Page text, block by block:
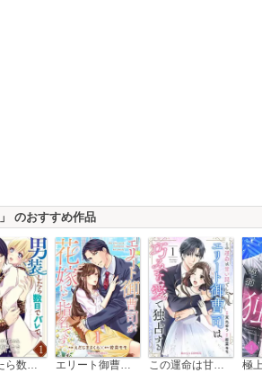
」 のおすすめ作品
男装したら数日でバレて、国王陛下に溺愛されています エリート御曹司が花嫁にご指名です この運命は甘い罠でした～エリート御曹司は巧みな愛で独占する～